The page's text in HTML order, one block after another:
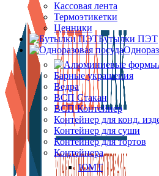
Кассовая лента
Термоэтикетки
Ценники
Бутылки ПЭТ
Барные украшения
Ведра
ВСП Стакан
ВСП Контейнер
Контейнер для конд.
Контейнер для суши
Контейнер для тортов
Контейнера
ЮМТ